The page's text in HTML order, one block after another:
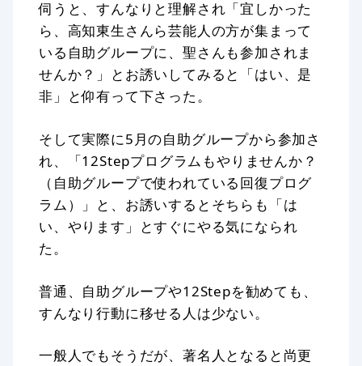
伺うと、すんなりと理解され「宜しかった
ら、高知東生さんら芸能人の方が集まって
いる自助グループに、聖さんも参加されま
せんか？」とお誘いしてみると「はい、是
非」と仰有って下さった。
そして実際に5月の自助グループから参加さ
れ、「12Stepプログラムもやりませんか？
（自助グループで使われている回復プログ
ラム）」と、お誘いするとそちらも「は
い、やります」とすぐにやる気になられ
た。
普通、自助グループや12Stepを勧めても、
すんなり行動に移せる人は少ない。
一般人でもそうだが、著名人となると尚更